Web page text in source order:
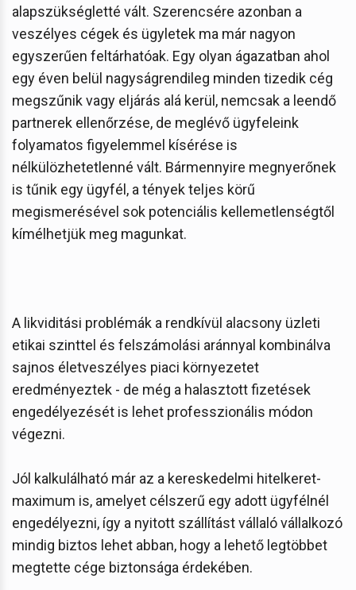
alapszükségletté vált. Szerencsére azonban a
veszélyes cégek és ügyletek ma már nagyon
egyszerűen feltárhatóak. Egy olyan ágazatban ahol
egy éven belül nagyságrendileg minden tizedik cég
megszűnik vagy eljárás alá kerül, nemcsak a leendő
partnerek ellenőrzése, de meglévő ügyfeleink
folyamatos figyelemmel kísérése is
nélkülözhetetlenné vált. Bármennyire megnyerőnek
is tűnik egy ügyfél, a tények teljes körű
megismerésével sok potenciális kellemetlenségtől
kímélhetjük meg magunkat.
A likviditási problémák a rendkívül alacsony üzleti
etikai szinttel és felszámolási aránnyal kombinálva
sajnos életveszélyes piaci környezetet
eredményeztek - de még a halasztott fizetések
engedélyezését is lehet professzionális módon
végezni.
Jól kalkulálható már az a kereskedelmi hitelkeret-
maximum is, amelyet célszerű egy adott ügyfélnél
engedélyezni, így a nyitott szállítást vállaló vállalkozó
mindig biztos lehet abban, hogy a lehető legtöbbet
megtette cége biztonsága érdekében.